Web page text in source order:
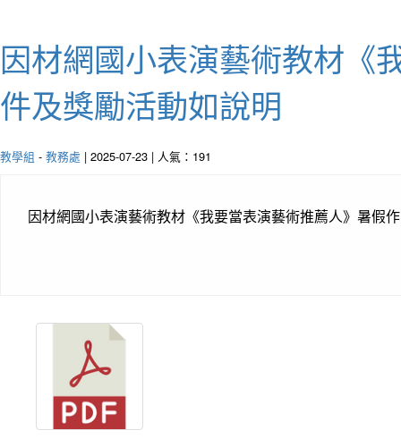
因材網國小表演藝術教材《
件及獎勵活動如說明
教學組 - 教務處 | 2025-07-23 | 人氣：191
因材網國小表演藝術教材《我要當表演藝術推薦人》暑假